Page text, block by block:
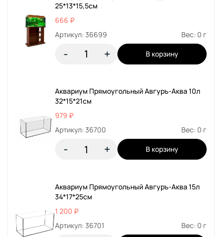
25*13*15,5см
666 ₽
Артикул: 36699
Вес: 0 г
- + В корзину
Аквариум Прямоугольный Авгуръ-Аква 10л
32*15*21см
979 ₽
Артикул: 36700
Вес: 0 г
- + В корзину
Аквариум Прямоугольный Авгуръ-Аква 15л
34*17*25см
1 200 ₽
Артикул: 36701
Вес: 0 г